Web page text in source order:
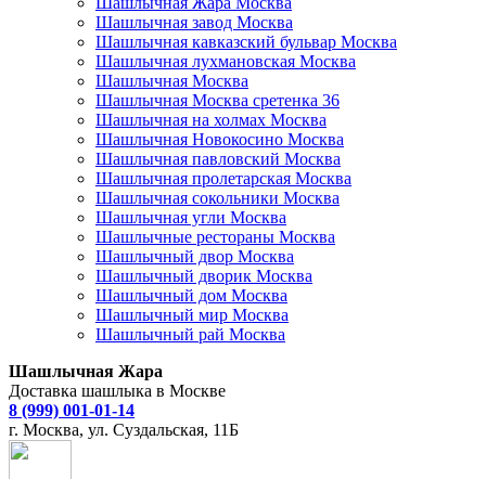
Шашлычная завод Москва
Шашлычная кавказский бульвар Москва
Шашлычная лухмановская Москва
Шашлычная Москва
Шашлычная Москва сретенка 36
Шашлычная на холмах Москва
Шашлычная Новокосино Москва
Шашлычная павловский Москва
Шашлычная пролетарская Москва
Шашлычная сокольники Москва
Шашлычная угли Москва
Шашлычные рестораны Москва
Шашлычный двор Москва
Шашлычный дворик Москва
Шашлычный дом Москва
Шашлычный мир Москва
Шашлычный рай Москва
Шашлычная Жара
Доставка шашлыка в Москве
8 (999) 001-01-14
г. Москва, ул. Суздальская, 11Б